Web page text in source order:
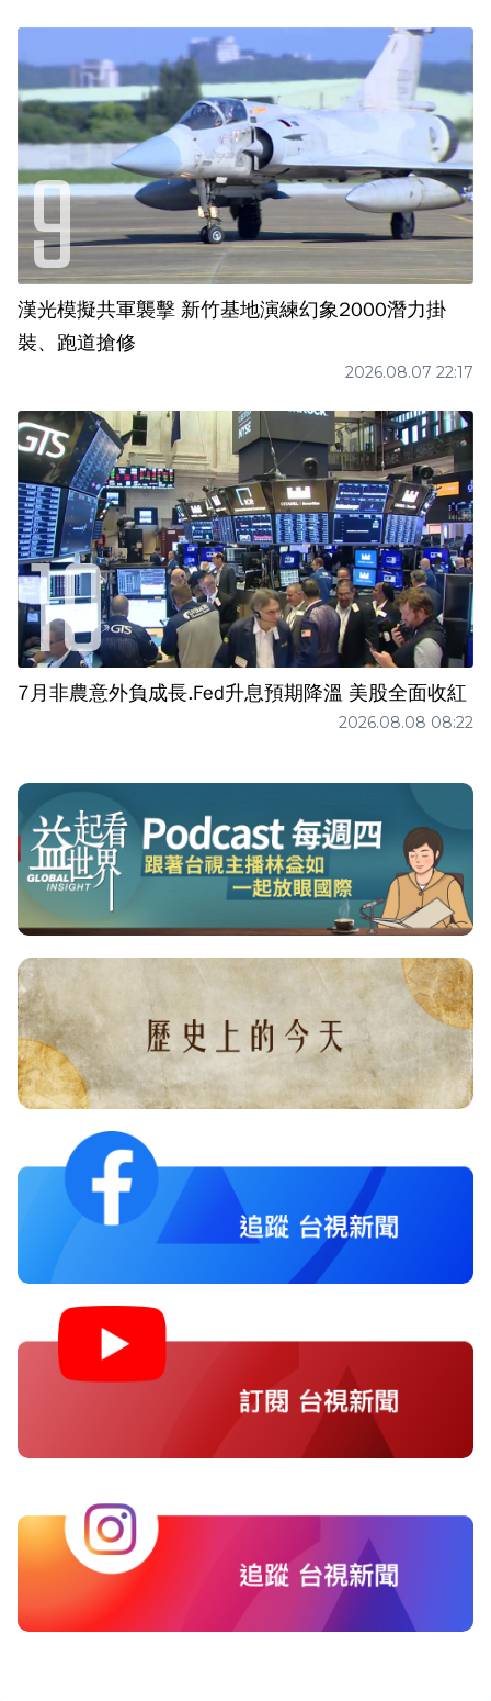
漢光模擬共軍襲擊 新竹基地演練幻象2000潛力掛
裝、跑道搶修
2026.08.07 22:17
7月非農意外負成長.Fed升息預期降溫 美股全面收紅
2026.08.08 08:22